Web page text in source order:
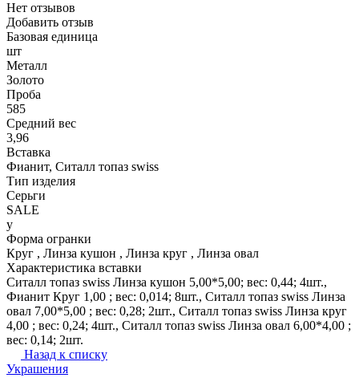
Нет отзывов
Добавить отзыв
Базовая единица
шт
Металл
Золото
Проба
585
Средний вес
3,96
Вставка
Фианит, Ситалл топаз swiss
Тип изделия
Серьги
SALE
y
Форма огранки
Круг , Линза кушон , Линза круг , Линза овал
Характеристика вставки
Ситалл топаз swiss Линза кушон 5,00*5,00; вес: 0,44; 4шт.,
Фианит Круг 1,00 ; вес: 0,014; 8шт., Ситалл топаз swiss Линза
овал 7,00*5,00 ; вес: 0,28; 2шт., Ситалл топаз swiss Линза круг
4,00 ; вес: 0,24; 4шт., Ситалл топаз swiss Линза овал 6,00*4,00 ;
вес: 0,14; 2шт.
Назад к списку
Украшения